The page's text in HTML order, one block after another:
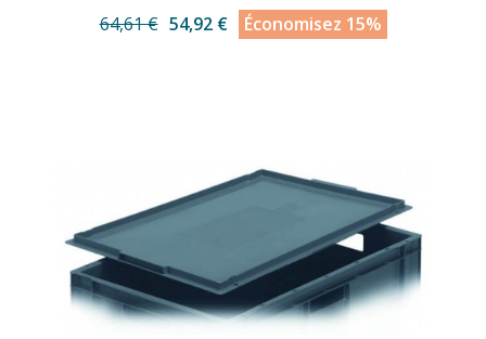
64,61 € 54,92 € Économisez 15%